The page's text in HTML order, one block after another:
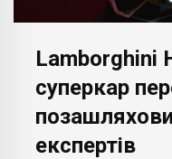
Lamborghini
суперкар
експертів